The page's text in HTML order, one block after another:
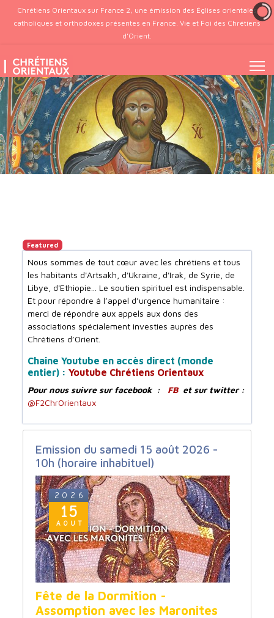
Chrétiens Orientaux sur France 2, une émission des Églises orientales
catholiques et orthodoxes présentes en France. Vie et Foi des Chrétiens
d’Orient.
Featured
Nous sommes de tout cœur avec les chrétiens et tous
les habitants d'Artsakh, d'Ukraine, d'Irak, de Syrie, de
Libye, d'Ethiopie... Le soutien spirituel est indispensable.
Et pour répondre à l’appel d’urgence humanitaire :
merci de répondre aux appels aux dons des
associations spécialement investies auprès des
Chrétiens d’Orient.
Chaine Youtube en accès direct (monde
entier) :Youtube Chrétiens Orientaux
Pour nous suivre sur facebook : FBet sur twitter :
@F2ChrOrientaux
Emission du samedi 15 août 2026 -
10h (horaire inhabituel)
2026
15
AOUT
Fête de la Dormition -
Assomption avec les Maronites